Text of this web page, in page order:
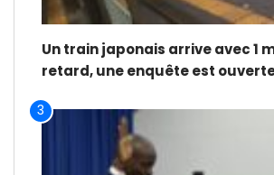
Un train japonais arrive avec 1
retard, une enquête est
3